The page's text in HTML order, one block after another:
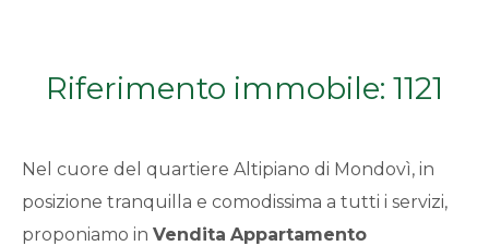
Riferimento immobile: 1121
Nel cuore del quartiere Altipiano di Mondovì, in
posizione tranquilla e comodissima a tutti i servizi,
proponiamo inVendita Appartamento
1